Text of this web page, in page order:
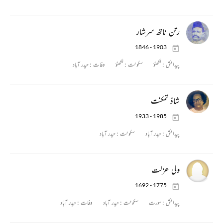
رتن ناتھ سرشار
1846 - 1903
پیدائش : لکھنؤ سکونت : لکھنؤ وفات :حیدر آباد
شاذ تمکنت
1933 - 1985
پیدائش :حیدر آباد سکونت :حیدر آباد
ولی عزلت
1692 - 1775
پیدائش :سورت سکونت :حیدر آباد وفات :حیدر آباد